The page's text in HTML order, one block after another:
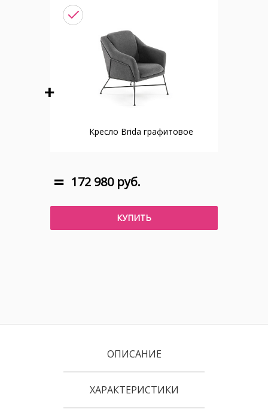
Кресло Brida графитовое
172 980 руб.
КУПИТЬ
ОПИСАНИЕ
ХАРАКТЕРИСТИКИ